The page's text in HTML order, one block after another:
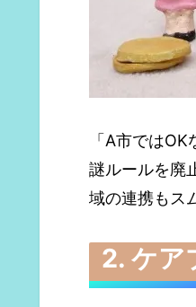
「A市では
謎ルールを廃
域の連携もス
2. ケア